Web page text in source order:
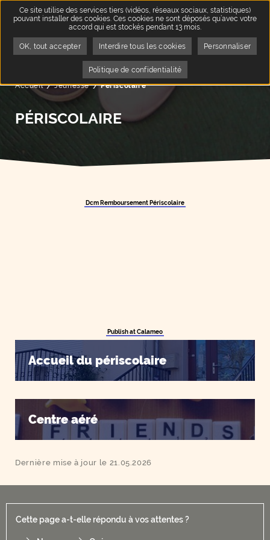
Accueil Jeunesse Page active :
Périscolaire
PÉRISCOLAIRE
Dcm Remboursement Périscolaire
Publish at Calameo
Accueil du périscolaire
Centre aéré
Dernière mise à jour le 21.05.2026
Cette page a-t-elle répondu à vos attentes ?
Ce site utilise des services tiers (vidéos, réseaux sociaux, statistiques)
pouvant installer des cookies. Ces cookies ne sont déposés qu’avec votre
accord qui est stockés pendant 13 mois.
OK, tout accepter Interdire tous les cookies Personnaliser
Politique de confidentialité